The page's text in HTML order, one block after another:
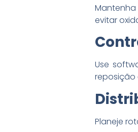
evitar
Use
Planeje